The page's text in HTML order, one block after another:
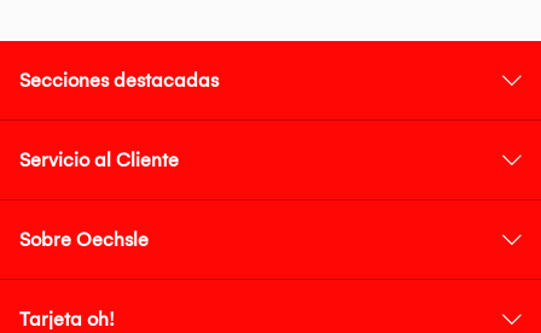
Secciones destacadas
Servicio al Cliente
Sobre Oechsle
Tarjeta oh!